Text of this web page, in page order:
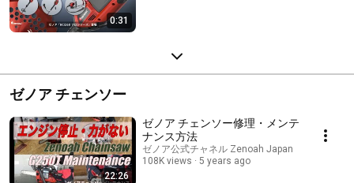
0:31
ゼノア チェンソー
22:26
ゼノア チェンソー修理・メンテ
ナンス方法
ゼノア公式チャネル Zenoah Japan
108K views
5 years ago